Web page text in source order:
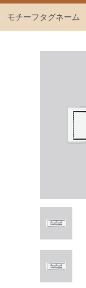
モチーフタグネーム